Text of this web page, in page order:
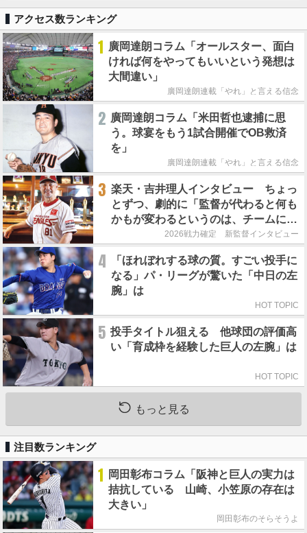
アクセス数ランキング
1 廣岡達朗コラム「オールスター、面白
ければ何をやってもいいという発想は
大間違い」
廣岡達朗連載「やれ」と言える信念
2 廣岡達朗コラム「米田哲也逮捕に思
う。球宴をもう1試合開催でOB救済
を」
廣岡達朗連載「やれ」と言える信念
3 楽天・吉井理人インタビュー ちょっ
とずつ、劇的に「監督が代わると何も
かもが変わるというのは、チームにと
って良くないことなんです」
2026戦力確定 新監督インタビュー
4
「ほれぼれする球の質。すごい投手に
なる」パ・リーグが驚いた「中日の左
腕」は
HOT TOPIC
5 投手タイトル狙える 他球団の評価高
い「育成枠を経験した巨人の左腕」は
HOT TOPIC
もっと見る
注目数ランキング
1
岡田彰布コラム「阪神と巨人の実力は
拮抗している 山崎、小笠原の存在は
大きい」
岡田彰布のそらそうよ